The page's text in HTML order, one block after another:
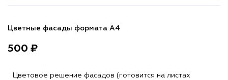
Цветные фасады формата А4
500 ₽
Цветовое решение фасадов (готовится на листах